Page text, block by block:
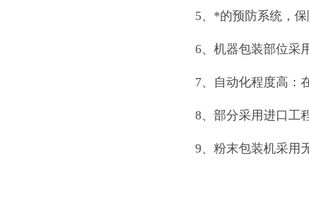
5、*的预防系统，
6、机器包装部位采
7、自动化程度高：
8、部分采用进口工
9、粉末包装机采用